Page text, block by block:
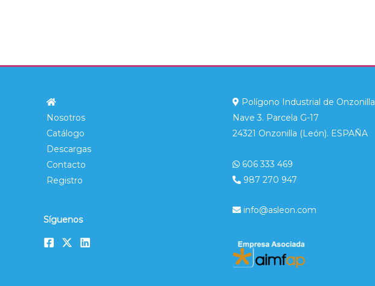
Nosotros
Catálogo
Descargas
Contacto
Registro
Síguenos
Polígono Industrial de Onzonilla
Nave 3. Parcela G-17
24321 Onzonilla (León). ESPAÑA
606 333 469
987 270 947
info@asleon.com